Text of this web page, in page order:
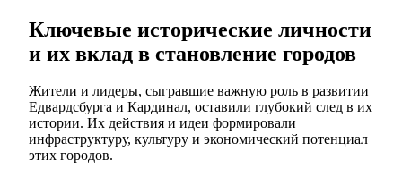
Ключевые исторические личности
и их вклад в становление городов
Жители и лидеры, сыгравшие важную роль в развитии
Едвардсбурга и Кардинал, оставили глубокий след в их
истории. Их действия и идеи формировали
инфраструктуру, культуру и экономический потенциал
этих городов.